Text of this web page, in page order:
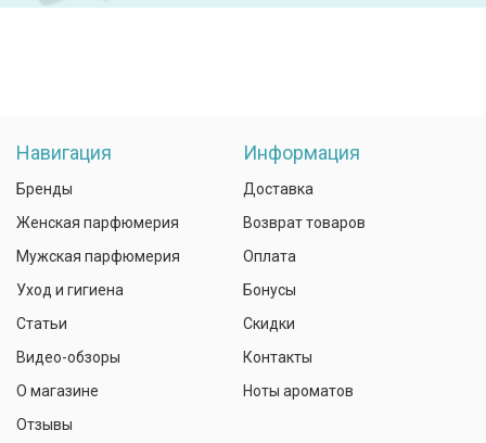
Навигация
Бренды
Женская парфюмерия
Мужская парфюмерия
Уход и гигиена
Статьи
Видео-обзоры
О магазине
Отзывы
Информация
Доставка
Возврат товаров
Оплата
Бонусы
Скидки
Контакты
Ноты ароматов